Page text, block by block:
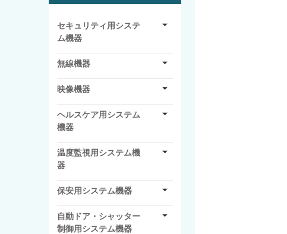
セキュリティ用システ
ム機器
無線機器
映像機器
ヘルスケア用システム
機器
温度監視用システム機
器
保安用システム機器
自動ドア・シャッター
制御用システム機器